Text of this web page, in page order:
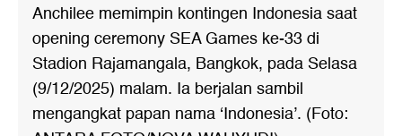
Anchilee memimpin kontingen Indonesia saat
opening ceremony SEA Games ke-33 di
Stadion Rajamangala, Bangkok, pada Selasa
(9/12/2025) malam. Ia berjalan sambil
mengangkat papan nama ‘Indonesia’. (Foto: